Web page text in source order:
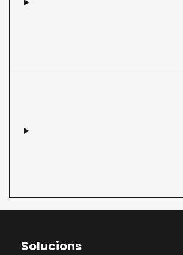
Solucions